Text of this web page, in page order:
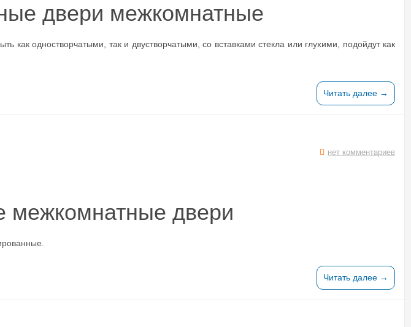
двери межкомнатные
как одностворчатыми, так и двустворчатыми, со вставками стекла или глухими, подойдут как
Читать далее →
нет комментариев
межкомнатные двери
Читать далее →